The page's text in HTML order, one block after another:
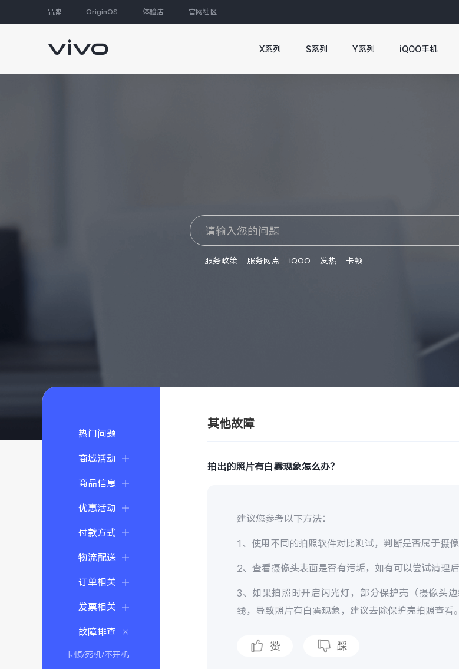
品牌 OriginOS 体验店 官网社区
X系列 S系列 Y系列 iQOO手机
服务政策 服务网点 iQOO 发热 卡顿
热门问题
商城活动
商品信息
优惠活动
付款方式
物流配送
订单相关
发票相关
故障排查
卡顿/死机/不开机
其他故障
拍出的照片有白雾现象怎么办？
建议您参考以下方法：
1、使用不同的拍照软件对比测试，判断是否属于摄像
2、查看摄像头表面是否有污垢，如有可以尝试清理后
3、如果拍照时开启闪光灯，部分保护壳（摄像头
线，导致照片有白雾现象，建议去除保护壳拍照查看。
赞 踩